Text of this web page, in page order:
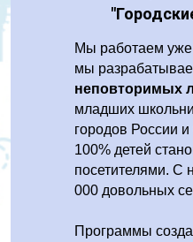
Мы работаем уже
мы
неповторимых
младших
городов России
100% детей
посетителями. С
000 довольных
Программы